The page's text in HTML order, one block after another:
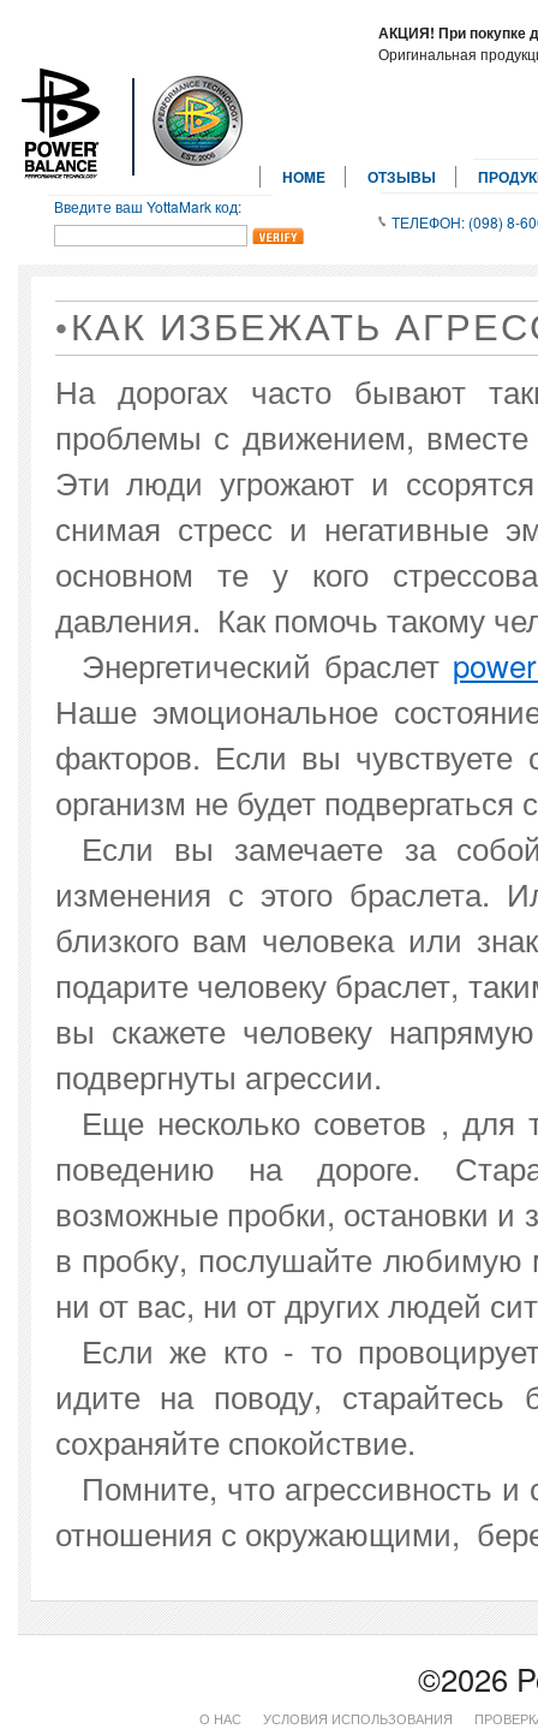
АКЦИЯ! При покупке
Оригинальная
HOME ОТЗЫВЫ
ТЕЛЕФОН: (098) 8-
Введите ваш YottaMark код:
КАК ИЗБЕЖАТЬ
На дорогах часто бывают
проблемы с движением,
Эти люди угрожают и
снимая стресс и негативные
основном те у кого
давления. Как помочь такому
Энергетический браслет
Наше эмоциональное
факторов. Если вы
организм не будет подвергаться
Если вы замечаете за
изменения с этого браслета.
близкого вам человека или
подарите человеку браслет,
вы скажете человеку
подвергнуты агрессии.
Еще несколько советов , для
поведению на дороге.
возможные пробки, остановки
в пробку, послушайте любимую
ни от вас, ни от других людей
Если же кто - то
идите на поводу,
сохраняйте спокойствие.
Помните, что агрессивность
отношения с окружающими,
©2026
О НАС УСЛОВИЯ ИСПОЛЬЗОВАНИЯ